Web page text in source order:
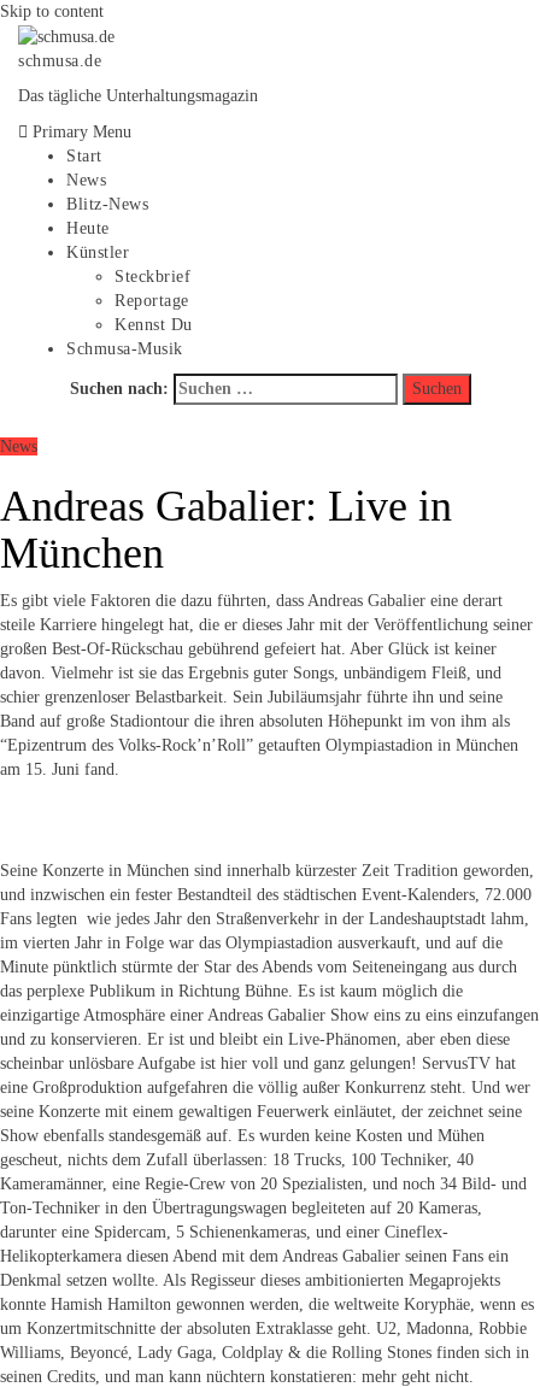
Skip to content
schmusa.de
Das tägliche Unterhaltungsmagazin
Primary Menu
Start
News
Blitz-News
Heute
Künstler
Steckbrief
Reportage
Kennst Du
Schmusa-Musik
Suchen nach:
News
Andreas Gabalier: Live in
München
Es gibt viele Faktoren die dazu führten, dass Andreas Gabalier eine derart
steile Karriere hingelegt hat, die er dieses Jahr mit der Veröffentlichung seiner
großen Best-Of-Rückschau gebührend gefeiert hat. Aber Glück ist keiner
davon. Vielmehr ist sie das Ergebnis guter Songs, unbändigem Fleiß, und
schier grenzenloser Belastbarkeit. Sein Jubiläumsjahr führte ihn und seine
Band auf große Stadiontour die ihren absoluten Höhepunkt im von ihm als
“Epizentrum des Volks-Rock’n’Roll” getauften Olympiastadion in München
am 15. Juni fand.
Seine Konzerte in München sind innerhalb kürzester Zeit Tradition geworden,
und inzwischen ein fester Bestandteil des städtischen Event-Kalenders, 72.000
Fans legten wie jedes Jahr den Straßenverkehr in der Landeshauptstadt lahm,
im vierten Jahr in Folge war das Olympiastadion ausverkauft, und auf die
Minute pünktlich stürmte der Star des Abends vom Seiteneingang aus durch
das perplexe Publikum in Richtung Bühne. Es ist kaum möglich die
einzigartige Atmosphäre einer Andreas Gabalier Show eins zu eins einzufangen
und zu konservieren. Er ist und bleibt ein Live-Phänomen, aber eben diese
scheinbar unlösbare Aufgabe ist hier voll und ganz gelungen! ServusTV hat
eine Großproduktion aufgefahren die völlig außer Konkurrenz steht. Und wer
seine Konzerte mit einem gewaltigen Feuerwerk einläutet, der zeichnet seine
Show ebenfalls standesgemäß auf. Es wurden keine Kosten und Mühen
gescheut, nichts dem Zufall überlassen: 18 Trucks, 100 Techniker, 40
Kameramänner, eine Regie-Crew von 20 Spezialisten, und noch 34 Bild- und
Ton-Techniker in den Übertragungswagen begleiteten auf 20 Kameras,
darunter eine Spidercam, 5 Schienenkameras, und einer Cineflex-
Helikopterkamera diesen Abend mit dem Andreas Gabalier seinen Fans ein
Denkmal setzen wollte. Als Regisseur dieses ambitionierten Megaprojekts
konnte Hamish Hamilton gewonnen werden, die weltweite Koryphäe, wenn es
um Konzertmitschnitte der absoluten Extraklasse geht. U2, Madonna, Robbie
Williams, Beyoncé, Lady Gaga, Coldplay & die Rolling Stones finden sich in
seinen Credits, und man kann nüchtern konstatieren: mehr geht nicht.